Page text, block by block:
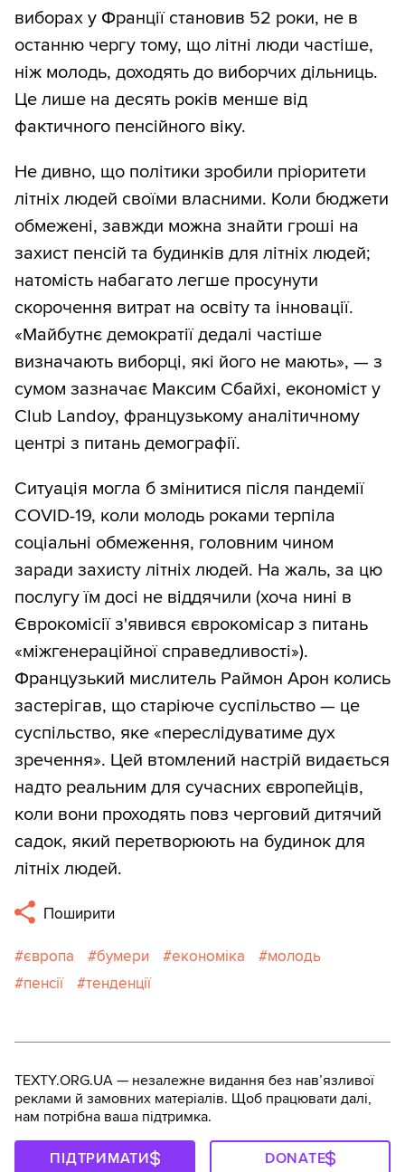
виборах у Франції становив 52 роки, не в
останню чергу тому, що літні люди частіше,
ніж молодь, доходять до виборчих дільниць.
Це лише на десять років менше від
фактичного пенсійного віку.
Не дивно, що політики зробили пріоритети
літніх людей своїми власними. Коли бюджети
обмежені, завжди можна знайти гроші на
захист пенсій та будинків для літніх людей;
натомість набагато легше просунути
скорочення витрат на освіту та інновації.
«Майбутнє демократії дедалі частіше
визначають виборці, які його не мають», — з
сумом зазначає Максим Сбайхі, економіст у
Club Landoy, французькому аналітичному
центрі з питань демографії.
Ситуація могла б змінитися після пандемії
COVID-19, коли молодь роками терпіла
соціальні обмеження, головним чином
заради захисту літніх людей. На жаль, за цю
послугу їм досі не віддячили (хоча нині в
Єврокомісії з'явився єврокомісар з питань
«міжгенераційної справедливості»).
Французький мислитель Раймон Арон колись
застерігав, що старіюче суспільство — це
суспільство, яке «переслідуватиме дух
зречення». Цей втомлений настрій видається
надто реальним для сучасних європейців,
коли вони проходять повз черговий дитячий
садок, який перетворюють на будинок для
літніх людей.
Поширити
європа бумери економіка
молодь
пенсії
тенденції
TEXTY.ORG.UA — незалежне видання без навʼязливої
реклами й замовних матеріалів. Щоб працювати далі,
нам потрібна ваша підтримка.
ПІДТРИМАТИ DONATE